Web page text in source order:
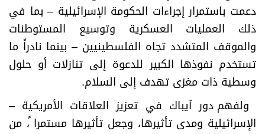
دعمت باستمرار إجراءات الحكومة الإسرائيلية – بما في
ذلك العمليات العسكرية وتوسيع المستوطنات
والموقف المتشدد تجاه الفلسطينيين – بينما نادراً ما
تستخدم نفوذها الكبير للدعوة إلى تنازلات أو حلول
وسطية ذات مغزى تهدف إلى السلام.
ولفهم دور آيباك في تعزيز العلاقات الأمريكية –
الإسرائيلية ومدى تأثيرها، وجعل تأثيرها مستمرا ً، من